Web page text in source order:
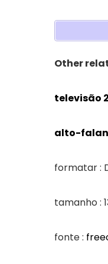
Other
televisão
alto-
formatar :
tamanho :
fonte :